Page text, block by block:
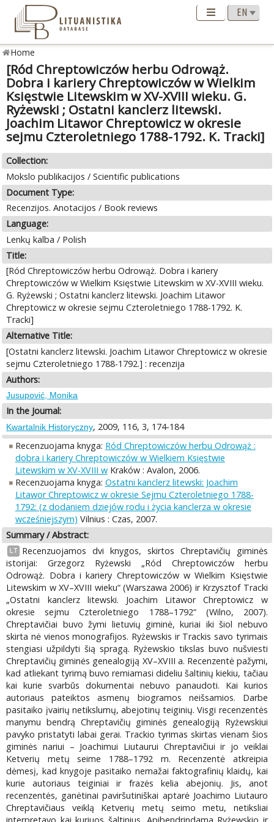
Home
[Ród Chreptowiczów herbu Odrowąż.
Dobra i kariery Chreptowiczów w Wielkim
Księstwie Litewskim w XV-XVIII wieku. G.
Ryżewski ; Ostatni kanclerz litewski.
Joachim Litawor Chreptowicz w okresie
sejmu Czteroletniego 1788-1792. K. Tracki]
Collection:
Mokslo publikacijos / Scientific publications
Document Type:
Recenzijos. Anotacijos / Book reviews
Language:
Lenkų kalba / Polish
Title:
[Ród Chreptowiczów herbu Odrowąż. Dobra i kariery
Chreptowiczów w Wielkim Księstwie Litewskim w XV-XVIII wieku.
G. Ryżewski ; Ostatni kanclerz litewski. Joachim Litawor
Chreptowicz w okresie sejmu Czteroletniego 1788-1792. K.
Tracki]
Alternative Title:
[Ostatni kanclerz litewski. Joachim Litawor Chreptowicz w okresie
sejmu Czteroletniego 1788-1792.] : recenzija
Authors:
Jusupović, Monika
In the Journal:
Kwartalnik Historyczny, 2009, 116, 3, 174-184
Recenzuojama knyga: Ród Chreptowiczów herbu Odrowąż :
dobra i kariery Chreptowiczów w Wielkiem Księstwie
Litewskim w XV-XVIII wKraków : Avalon, 2006.
Recenzuojama knyga: Ostatni kanclerz litewski: Joachim
Litawor Chreptowicz w okresie Sejmu Czteroletniego 1788-
1792: (z dodaniem dziejów rodu i życia kanclerza w okresie
wcześniejszym) Vilnius : Czas, 2007.
Summary / Abstract:
LT
Recenzuojamos dvi knygos, skirtos Chreptavičių giminės
istorijai: Grzegorz Ryżewski „Ród Chreptowiczów herbu
Odrowąż. Dobra i kariery Chreptowiczów w Wielkim Księstwie
Litewskim w XV–XVIII wieku“ (Warszawa 2006) ir Krzysztof Tracki
„Ostatni kanclerz litewski. Joachim Litawor Chreptowicz w
okresie sejmu Czteroletniego 1788–1792“ (Wilno, 2007).
Chreptavičiai buvo žymi lietuvių giminė, kuriai iki šiol nebuvo
skirta nė vienos monografijos. Ryżewskis ir Trackis savo tyrimais
stengiasi užpildyti šią spragą. Ryżewskio tikslas buvo nušviesti
Chreptavičių giminės genealogiją XV–XVIII a. Recenzentė pažymi,
kad atliekant tyrimą buvo remiamasi dideliu šaltinių kiekiu, tačiau
kai kurie svarbūs dokumentai nebuvo panaudoti. Kai kurios
autoriaus pateiktos asmenų biogramos neišsamios. Darbe
pasitaiko įvairių netikslumų, abejotinų teiginių. Visgi recenzentės
manymu bendrą Chreptavičių giminės genealogiją Ryżewskiui
pavyko pristatyti labai gerai. Trackio tyrimas skirtas vienam šios
giminės nariui – Joachimui Liutaurui Chreptavičiui ir jo veiklai
Ketverių metų seime 1788–1792 m. Recenzentė atkreipia
dėmesį, kad knygoje pasitaiko nemažai faktografinių klaidų, kai
kurie autoriaus teiginiai ir frazės kelia abejonių. Jis, anot
recenzentės, ganėtinai paviršutiniškai aptarė Joachimo Liutauro
Chreptavičiaus veiklą Ketverių metų seimo metu, netiksliai